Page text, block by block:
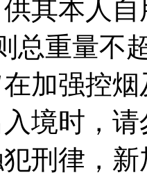
其本人
总重量不
加强控
境时，
刑律，